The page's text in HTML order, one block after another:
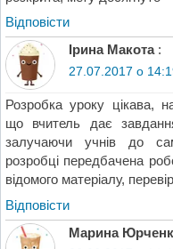
Відповіcти
Ірина Макота :
27.07.2017 о
Розробка уроку цікава,
що вчитель дає
залучаючи учнів до
розробці передбачена
відомого матеріалу,
Відповіcти
Марина